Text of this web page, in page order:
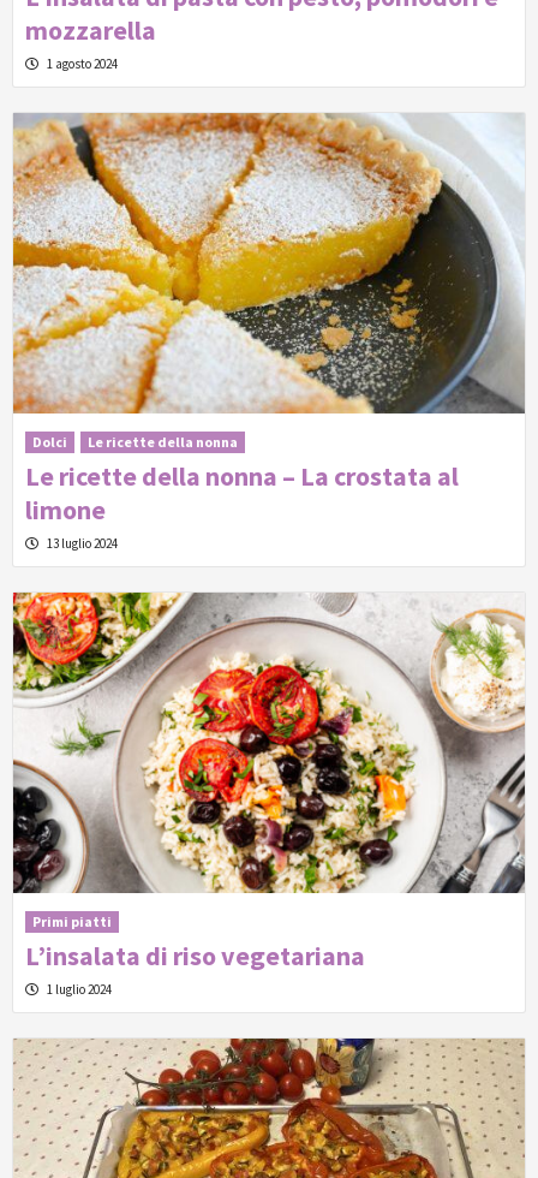
mozzarella
1 agosto 2024
Dolci Le ricette della nonna
Le ricette della nonna – La crostata al
limone
13 luglio 2024
Primi piatti
L’insalata di riso vegetariana
1 luglio 2024